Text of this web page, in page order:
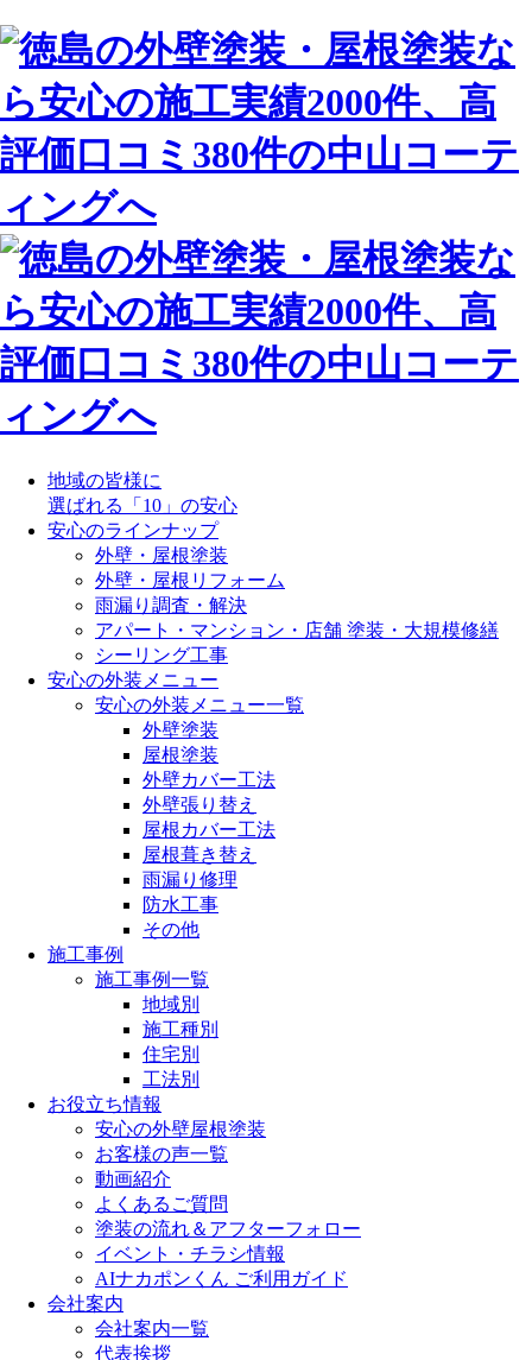
地域の皆様に
選ばれる「10」の安心
安心のラインナップ
外壁・屋根塗装
外壁・屋根リフォーム
雨漏り調査・解決
アパート・マンション・店舗 塗装・大規模修繕
シーリング工事
安心の外装メニュー
安心の外装メニュー一覧
外壁塗装
屋根塗装
外壁カバー工法
外壁張り替え
屋根カバー工法
屋根葺き替え
雨漏り修理
防水工事
その他
施工事例
施工事例一覧
地域別
施工種別
住宅別
工法別
お役立ち情報
安心の外壁屋根塗装
お客様の声一覧
動画紹介
よくあるご質問
塗装の流れ＆アフターフォロー
イベント・チラシ情報
AIナカポンくん ご利用ガイド
会社案内
会社案内一覧
代表挨拶